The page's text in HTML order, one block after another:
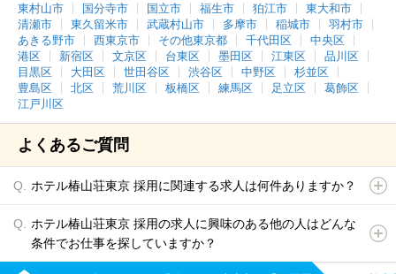
東村山市
国分寺市 国立市 福生市 狛江市
東大和市
清瀬市
東久留米市 武蔵村山市 多摩市 稲城市
羽村市
あきる野市
西東京市 その他東京都 千代田区
中央区
港区
新宿区 文京区 台東区 墨田区 江東区
品川区
目黒区
大田区 世田谷区 渋谷区 中野区
杉並区
豊島区
北区 荒川区 板橋区 練馬区 足立区
葛飾区
江戸川区
よくあるご質問
ホテル椿山荘東京 採用に関連する求人は何件ありますか？
ホテル椿山荘東京 採用の求人に興味のある他の人はどんな
条件でお仕事を探していますか？